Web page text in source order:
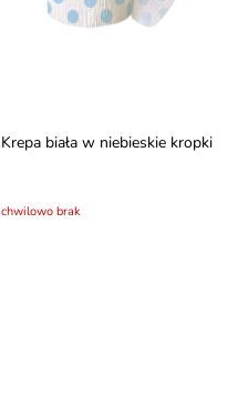
Krepa biała w niebieskie kropki
chwilowo brak